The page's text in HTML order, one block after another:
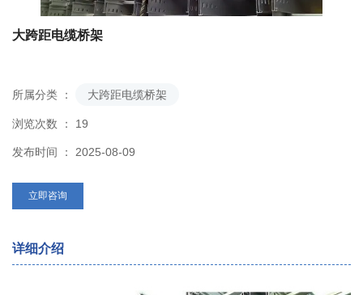
大跨距电缆桥架
所属分类 ： 大跨距电缆桥架
浏览次数 ： 19
发布时间 ： 2025-08-09
立即咨询
详细介绍